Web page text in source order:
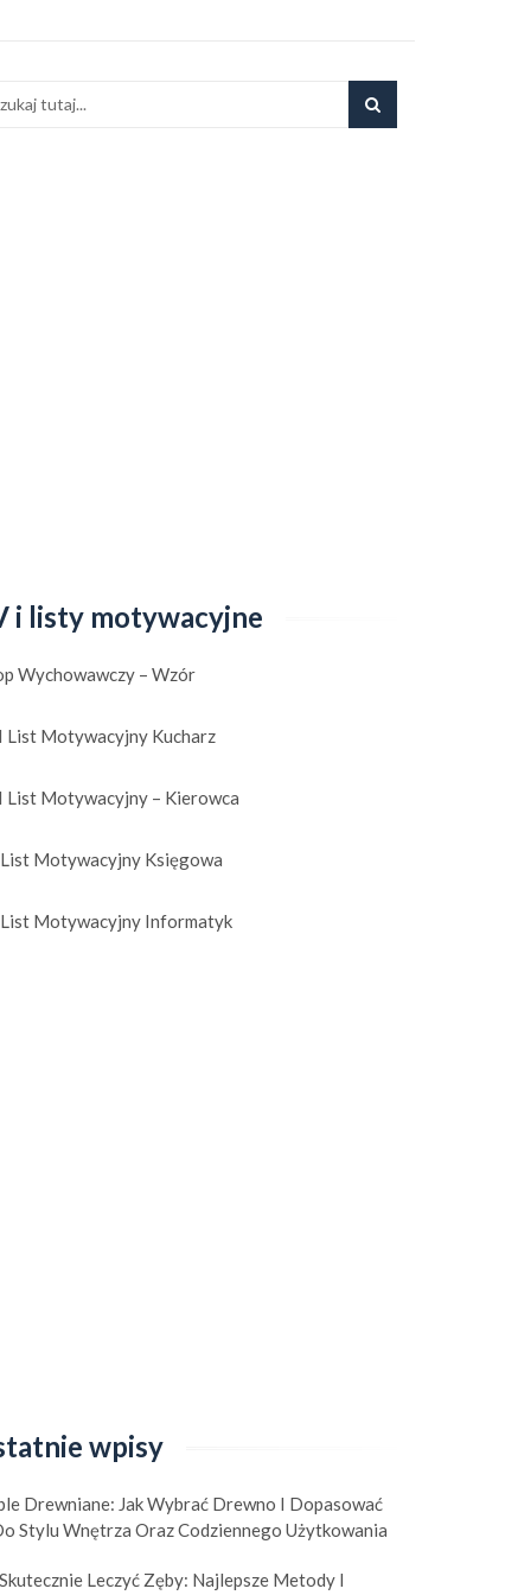
i listy motywacyjne
Wychowawczy – Wzór
List Motywacyjny Kucharz
List Motywacyjny – Kierowca
List Motywacyjny Księgowa
List Motywacyjny Informatyk
wpisy
Drewniane: Jak Wybrać Drewno I Dopasować
Stylu Wnętrza Oraz Codziennego Użytkowania
Skutecznie Leczyć Zęby: Najlepsze Metody I